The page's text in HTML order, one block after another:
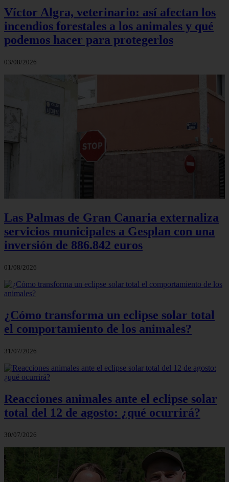
Víctor Algra, veterinario: así afectan los
incendios forestales a los animales y qué
podemos hacer para protegerlos
03/08/2026
Las Palmas de Gran Canaria externaliza
servicios municipales a Gesplan con una
inversión de 886.842 euros
01/08/2026
¿Cómo transforma un eclipse solar total
el comportamiento de los animales?
31/07/2026
Reacciones animales ante el eclipse solar
total del 12 de agosto: ¿qué ocurrirá?
30/07/2026